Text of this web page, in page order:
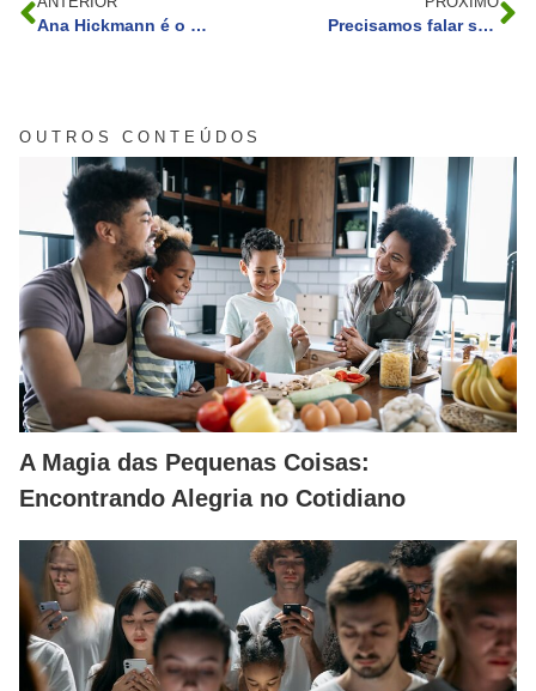
Ana Hickmann é o centro das atenções na feira de beleza! Precisamos falar sobre Hot Space, do Queen, não é mesmo?
OUTROS CONTEÚDOS
A Magia das Pequenas Coisas:
Encontrando Alegria no Cotidiano